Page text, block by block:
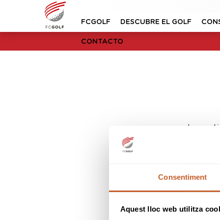
Consentiment
Aquest lloc web utilitza
FCGOLF DESCUBRE EL GOLF
CONTACTO
Lo